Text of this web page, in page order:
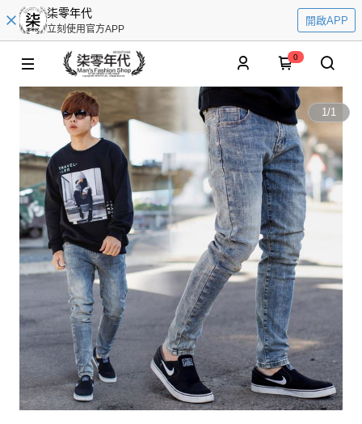
柒零年代
立刻使用官方APP
開啟APP
0
1/1